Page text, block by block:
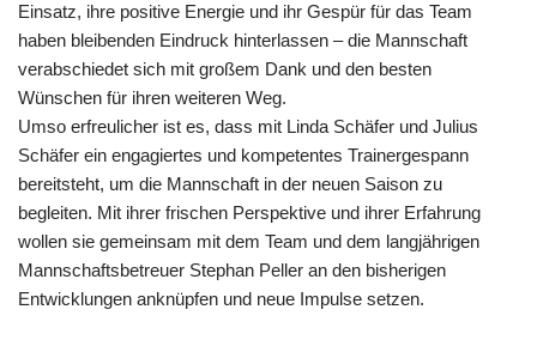
Einsatz, ihre positive Energie und ihr Gespür für das Team
haben bleibenden Eindruck hinterlassen – die Mannschaft
verabschiedet sich mit großem Dank und den besten
Wünschen für ihren weiteren Weg.
Umso erfreulicher ist es, dass mit Linda Schäfer und Julius
Schäfer ein engagiertes und kompetentes Trainergespann
bereitsteht, um die Mannschaft in der neuen Saison zu
begleiten. Mit ihrer frischen Perspektive und ihrer Erfahrung
wollen sie gemeinsam mit dem Team und dem langjährigen
Mannschaftsbetreuer Stephan Peller an den bisherigen
Entwicklungen anknüpfen und neue Impulse setzen.